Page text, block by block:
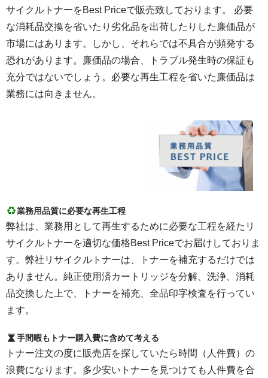
サイクルトナーをBest Priceで販売致しております。 必要
な消耗品交換を省いたり劣化品を出荷したりした廉価品が
市場にはあります。しかし、それらでは不具合が頻発する
恐れがあります。廉価品の場合、トラブル発生時の保証も
充分ではないでしょう。必要な再生工程を省いた廉価品は
業務には向きません。
業務用品質に必要な再生工程
弊社は、業務用として再生するために必要な工程を経たリ
サイクルトナーを適切な価格Best Priceでお届けしておりま
す。弊社リサイクルトナーは、トナーを補充するだけでは
ありません。純正使用済カートリッジを分解、洗浄、消耗
品交換した上で、トナーを補充、全品印字検査を行ってい
ます。
手間暇もトナー購入費に含めて考える
トナー注文の度に販売店を探していたら時間（人件費）の
浪費になります。多少安いトナーを見つけても人件費を合